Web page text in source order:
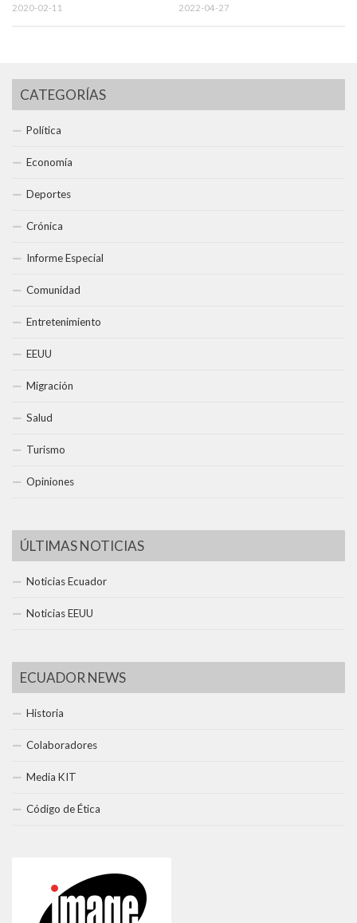
2020-02-11 2022-04-27
CATEGORÍAS
Política
Economía
Deportes
Crónica
Informe Especial
Comunidad
Entretenimiento
EEUU
Migración
Salud
Turismo
Opiniones
ÚLTIMAS NOTICIAS
Noticias Ecuador
Noticias EEUU
ECUADOR NEWS
Historia
Colaboradores
Media KIT
Código de Ética